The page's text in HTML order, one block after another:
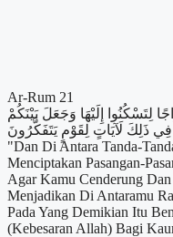
Ar-Rum 21
لِتَسْكُنُوا إِلَيْهَا وَجَعَلَ بَيْنَكُمْ
ذَلِكَ لَآيَاتٍ لِقَوْمٍ يَتَفَكَّرُونَ
"Dan Di Antara Tanda-
Menciptakan Pasangan-
Agar Kamu Cenderung
Menjadikan Di Antaramu
Pada Yang Demikian Itu
(Kebesaran Allah) Bagi